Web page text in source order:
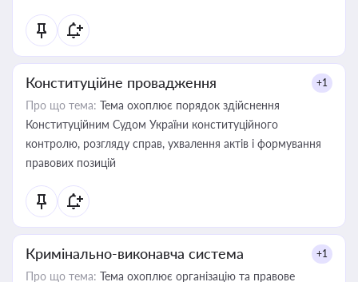
Конституційне провадження +1
Про що тема: Тема охоплює порядок здійснення
Конституційним Судом України конституційного
контролю, розгляду справ, ухвалення актів і формування
правових позицій
Кримінально-виконавча система +1
Про що тема: Тема охоплює організацію та правове